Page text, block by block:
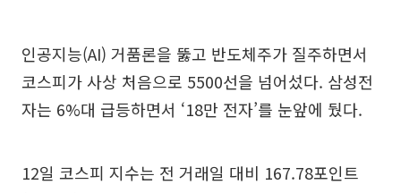
인공지능(AI) 거품론을 뚫고 반도체주가 질주하면서
코스피가 사상 처음으로 5500선을 넘어섰다. 삼성전
자는 6%대 급등하면서 ‘18만 전자’를 눈앞에 뒀다.
12일 코스피 지수는 전 거래일 대비 167.78포인트